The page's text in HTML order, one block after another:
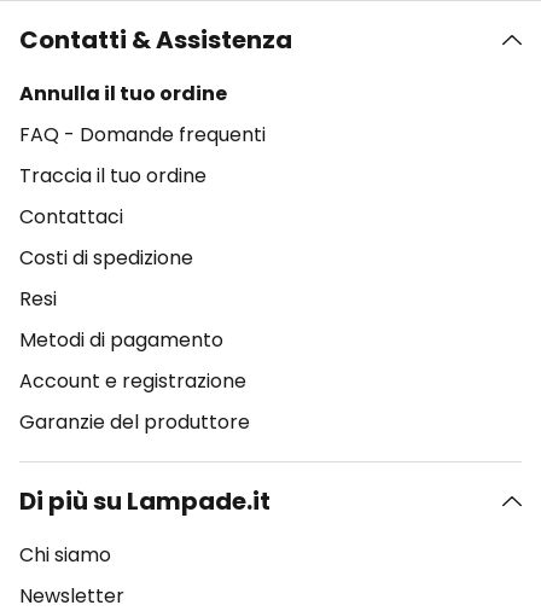
Contatti & Assistenza
Annulla il tuo ordine
FAQ - Domande frequenti
Traccia il tuo ordine
Contattaci
Costi di spedizione
Resi
Metodi di pagamento
Account e registrazione
Garanzie del produttore
Di più su Lampade.it
Chi siamo
Newsletter